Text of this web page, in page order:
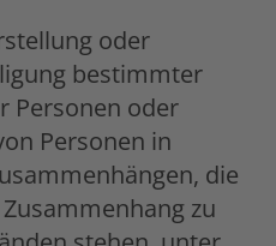
oder
bestimmter
Personen oder
Personen in
die
zu